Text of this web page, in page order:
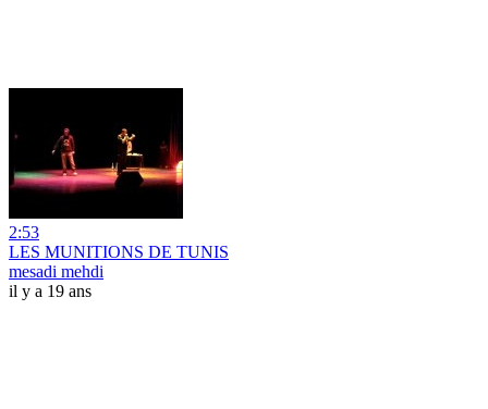
2:53
LES MUNITIONS DE TUNIS
mesadi mehdi
il y a 19 ans